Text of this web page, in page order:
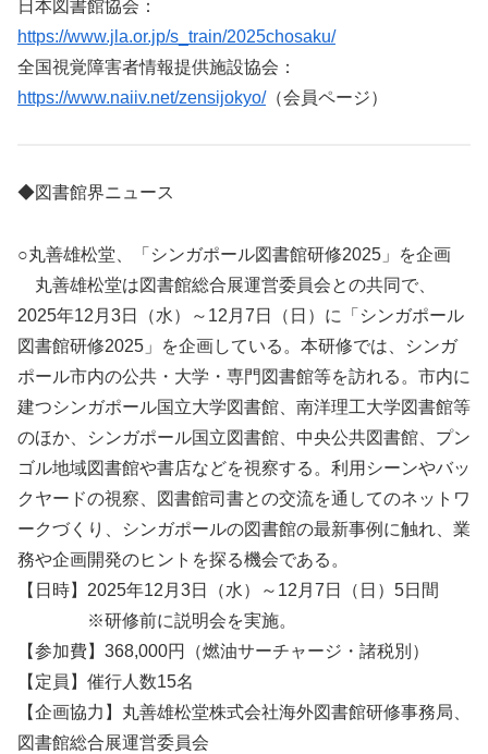
日本図書館協会：
https://www.jla.or.jp/s_train/2025chosaku/
全国視覚障害者情報提供施設協会：
https://www.naiiv.net/zensijokyo/（会員ページ）
◆図書館界ニュース
○丸善雄松堂、「シンガポール図書館研修2025」を企画
丸善雄松堂は図書館総合展運営委員会との共同で、
2025年12月3日（水）～12月7日（日）に「シンガポール
図書館研修2025」を企画している。本研修では、シンガ
ポール市内の公共・大学・専門図書館等を訪れる。市内に
建つシンガポール国立大学図書館、南洋理工大学図書館等
のほか、シンガポール国立図書館、中央公共図書館、プン
ゴル地域図書館や書店などを視察する。利用シーンやバッ
クヤードの視察、図書館司書との交流を通してのネットワ
ークづくり、シンガポールの図書館の最新事例に触れ、業
務や企画開発のヒントを探る機会である。
【日時】2025年12月3日（水）～12月7日（日）5日間
※研修前に説明会を実施。
【参加費】368,000円（燃油サーチャージ・諸税別）
【定員】催行人数15名
【企画協力】丸善雄松堂株式会社海外図書館研修事務局、
図書館総合展運営委員会